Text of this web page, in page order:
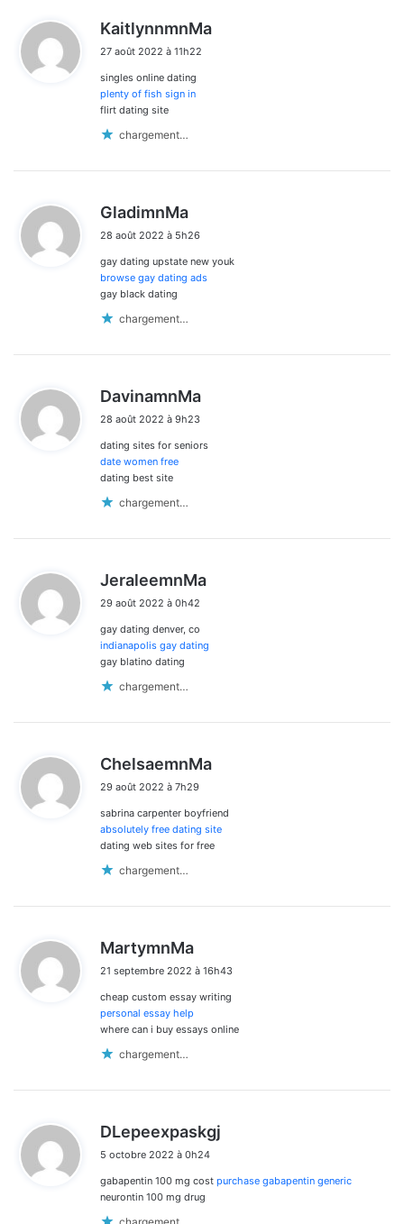
KaitlynnmnMa
27 août 2022 à 11h22
singles online dating
plenty of fish sign in
flirt dating site
chargement…
GladimnMa
t
28 août 2022 à 5h26
gay dating upstate new youk
browse gay dating ads
gay black dating
chargement…
DavinamnMa
28 août 2022 à 9h23
dating sites for seniors
date women free
dating best site
chargement…
JeraleemnMa
:
29 août 2022 à 0h42
gay dating denver, co
indianapolis gay dating
gay blatino dating
chargement…
ChelsaemnMa
:
29 août 2022 à 7h29
sabrina carpenter boyfriend
absolutely free dating site
dating web sites for free
chargement…
MartymnMa
t
21 septembre 2022 à 16h43
cheap custom essay writing
personal essay help
where can i buy essays online
chargement…
DLepeexpaskgj
5 octobre 2022 à 0h24
gabapentin 100 mg cost purchase gabapentin generic
neurontin 100 mg drug